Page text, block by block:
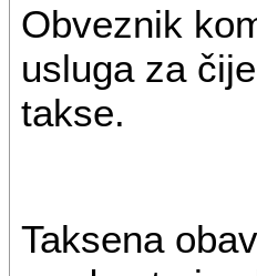
Obveznik
usluga za
takse.
Taksena